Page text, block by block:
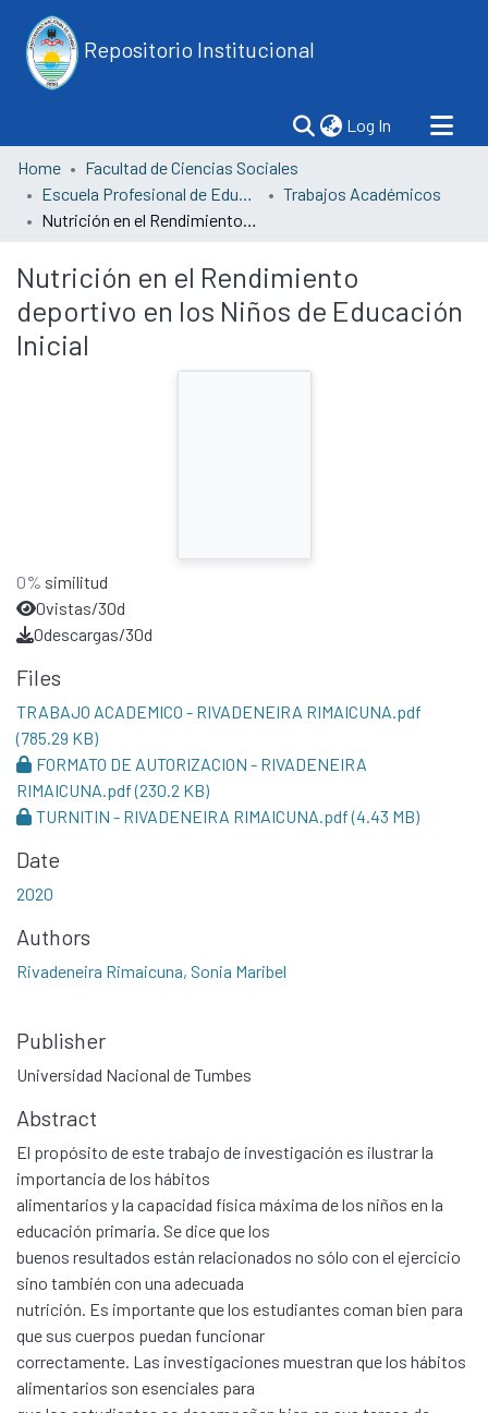
Repositorio Institucional
Log In (current)
Home
Facultad de Ciencias Sociales
Escuela Profesional de Educación
Trabajos Académicos
Nutrición en el Rendimiento deportivo en los Niños de Educación Inicial
Nutrición en el Rendimiento
deportivo en los Niños de Educación
Inicial
0% similitud
0vistas/30d
0descargas/30d
Files
TRABAJO ACADEMICO - RIVADENEIRA RIMAICUNA.pdf
(785.29 KB)
FORMATO DE AUTORIZACION - RIVADENEIRA
RIMAICUNA.pdf(230.2 KB)
TURNITIN - RIVADENEIRA RIMAICUNA.pdf(4.43 MB)
Date
2020
Authors
Rivadeneira Rimaicuna, Sonia Maribel
Publisher
Universidad Nacional de Tumbes
Abstract
El propósito de este trabajo de investigación es ilustrar la
importancia de los hábitos
alimentarios y la capacidad física máxima de los niños en la
educación primaria. Se dice que los
buenos resultados están relacionados no sólo con el ejercicio
sino también con una adecuada
nutrición. Es importante que los estudiantes coman bien para
que sus cuerpos puedan funcionar
correctamente. Las investigaciones muestran que los hábitos
alimentarios son esenciales para